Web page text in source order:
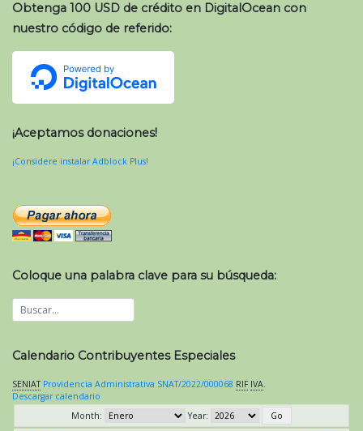
Obtenga 100 USD de crédito en DigitalOcean con
nuestro código de referido:
¡Aceptamos donaciones!
¡Considere instalar Adblock Plus!
Coloque una palabra clave para su búsqueda:
Calendario Contribuyentes Especiales
SENIAT Providencia Administrativa SNAT/2022/000068 RIF IVA.
Descargar calendario
Month:
Year: